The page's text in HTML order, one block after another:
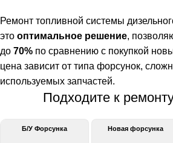
Ремонт топливной системы
это оптимальное решение,
до 70% по сравнению с покупкой
цена зависит от типа форсунок,
используемых запчастей.
Подходите к
Б/У Форсунка Новая форсунка